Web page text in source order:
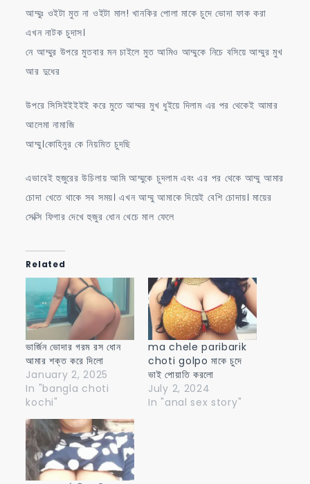
আম্মুঃ ওইটা মুত না ওইটা মাল! খানকির পোলা মাকে চুদে ভোদা ফাক করা
এখন নাটক চুদাস।
নে আম্মুর উপরে মুতবার মন চাইলে মুত আমিও আম্মুকে নিচে বসিয়ে আম্মুর মুখ
আর দুধের
উপরে সিসিইইইইই করে মুতে আম্মর মুখ ধুইয়ে দিলাম এর পর থেকেই আমার
আলেমা নামাজি
আম্মু।কোহিনুর কে নিয়মিত চুদছি
এভাবেই হুজুরের উচিলায় আমি আম্মুকে চুদলাম এবং এর পর থেকে আম্মু আমার
চোদা খেতে থাকে সব সময়। এখন আম্মু আমাকে দিয়েই বেশি চোদায়। মায়ের
সেক্সি ফিগার দেখে হুজুর ধোন খেচে মাল ফেলে
Related
ভার্জিন ভোদার গরম রস ধোন
আমার শক্ত করে দিলো
January 2, 2025
In "bangla choti
kochi"
ma chele paribarik
choti golpo মাকে চুদে
ভাই পোয়াতি করলো
July 2, 2024
In "anal sex story"